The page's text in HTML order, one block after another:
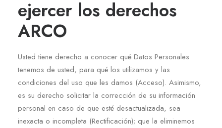
ejercer los derechos
ARCO
Usted tiene derecho a conocer qué Datos Personales
tenemos de usted, para qué los utilizamos y las
condiciones del uso que les damos (Acceso). Asimismo,
es su derecho solicitar la corrección de su información
personal en caso de que esté desactualizada, sea
inexacta o incompleta (Rectificación); que la eliminemos